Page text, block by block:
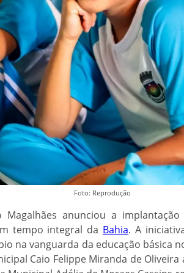
Foto: Reprodução
anunciou a
tempo integral da Bahia. A
na vanguarda da educação básica
Caio Felippe Miranda de